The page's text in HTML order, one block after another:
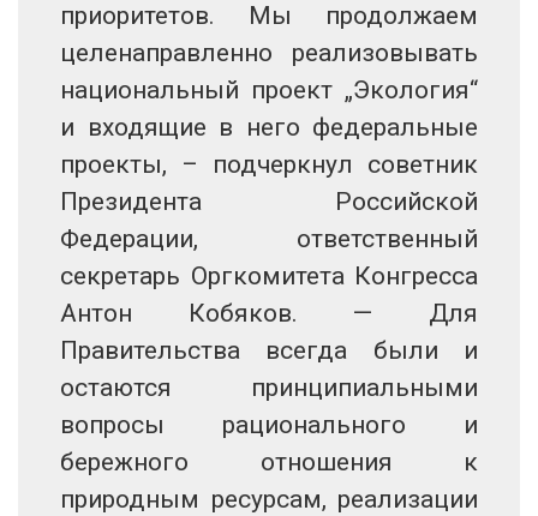
приоритетов. Мы продолжаем
целенаправленно реализовывать
национальный проект „Экология“
и входящие в него федеральные
проекты, – подчеркнул советник
Президента Российской
Федерации, ответственный
секретарь Оргкомитета Конгресса
Антон Кобяков. — Для
Правительства всегда были и
остаются принципиальными
вопросы рационального и
бережного отношения к
природным ресурсам, реализации